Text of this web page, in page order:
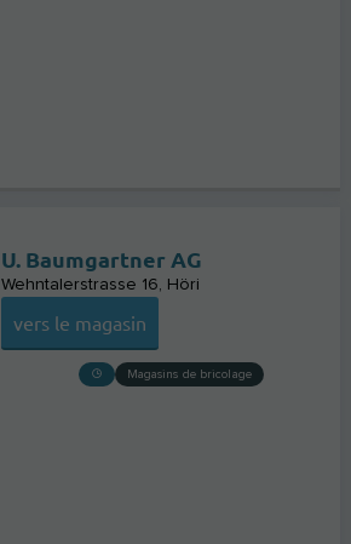
U. Baumgartner AG
Wehntalerstrasse 16 Höri
vers le magasin
Magasins de bricolage